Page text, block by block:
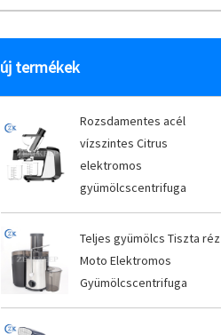
új termékek
Rozsdamentes acél
vízszintes Citrus
elektromos
gyümölcscentrifuga
Teljes gyümölcs Tiszta réz
Moto Elektromos
Gyümölcscentrifuga